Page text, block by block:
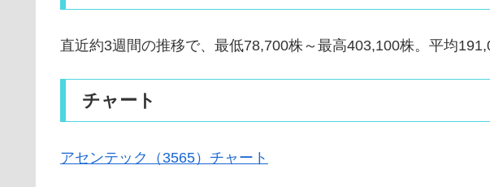
直近約3週間の推移で、最低78,700株～最高403,100株。平均
チャート
アセンテック（3565）チャート